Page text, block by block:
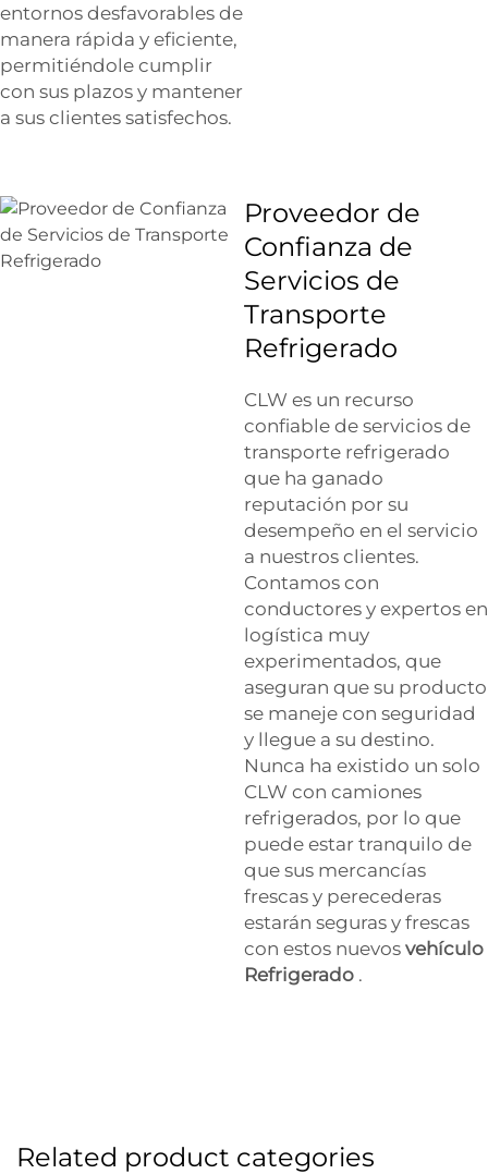
entornos desfavorables de
manera rápida y eficiente,
permitiéndole cumplir
con sus plazos y mantener
a sus clientes satisfechos.
Proveedor de
Confianza de
Servicios de
Transporte
Refrigerado
CLW es un recurso
confiable de servicios de
transporte refrigerado
que ha ganado
reputación por su
desempeño en el servicio
a nuestros clientes.
Contamos con
conductores y expertos en
logística muy
experimentados, que
aseguran que su producto
se maneje con seguridad
y llegue a su destino.
Nunca ha existido un solo
CLW con camiones
refrigerados, por lo que
puede estar tranquilo de
que sus mercancías
frescas y perecederas
estarán seguras y frescas
con estos nuevos vehículo
Refrigerado .
Related product categories